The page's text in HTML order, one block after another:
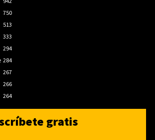
750
513
333
294
284
267
266
264
gratis